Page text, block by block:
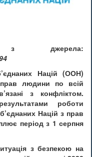
з джерела:
Націй (ООН)
людини по всій
з конфліктом.
роботи
Націй з прав
період з 1 серпня
з безпекою на